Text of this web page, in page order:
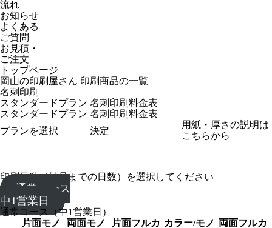
流れ
お知らせ
よくある
ご質問
お見積・
ご注文
トップページ
岡山の印刷屋さん 印刷商品の一覧
名刺印刷
スタンダードプラン 名刺印刷料金表
スタンダードプラン 名刺印刷料金表
用紙・厚さの説明は
こちらから
印刷日数（納品までの日数）を選択してください
通常コース
中1営業日
通常コース（中1営業日）